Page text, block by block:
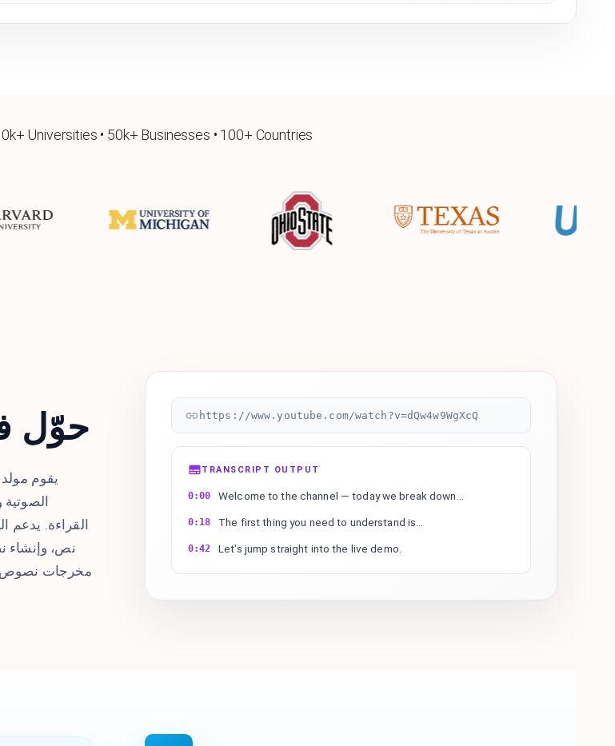
Universities • 50k+ Businesses • 100+ Countries
حوّل
يقوم
القراءة. يدعم
نص، وإنشاء
https://www.youtube.com/watch?v=dQw4w9WgXcQ
TRANSCRIPT OUTPUT
0:00 Welcome to the channel — today we break down...
0:18 The first thing you need to understand is...
0:42 Let's jump straight into the live demo.